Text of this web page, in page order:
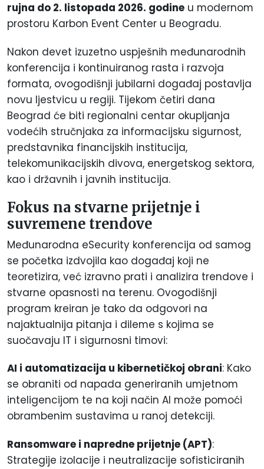
rujna do 2. listopada 2026. godine u modernom
prostoru Karbon Event Center u Beogradu.
Nakon devet izuzetno uspješnih međunarodnih
konferencija i kontinuiranog rasta i razvoja
formata, ovogodišnji jubilarni događaj postavlja
novu ljestvicu u regiji. Tijekom četiri dana
Beograd će biti regionalni centar okupljanja
vodećih stručnjaka za informacijsku sigurnost,
predstavnika financijskih institucija,
telekomunikacijskih divova, energetskog sektora,
kao i državnih i javnih institucija.
Fokus na stvarne prijetnje i
suvremene trendove
Međunarodna eSecurity konferencija od samog
se početka izdvojila kao događaj koji ne
teoretizira, već izravno prati i analizira trendove i
stvarne opasnosti na terenu. Ovogodišnji
program kreiran je tako da odgovori na
najaktualnija pitanja i dileme s kojima se
suočavaju IT i sigurnosni timovi:
AI i automatizacija u kibernetičkoj obrani: Kako
se obraniti od napada generiranih umjetnom
inteligencijom te na koji način AI može pomoći
obrambenim sustavima u ranoj detekciji.
Ransomware i napredne prijetnje (APT):
Strategije izolacije i neutralizacije sofisticiranih